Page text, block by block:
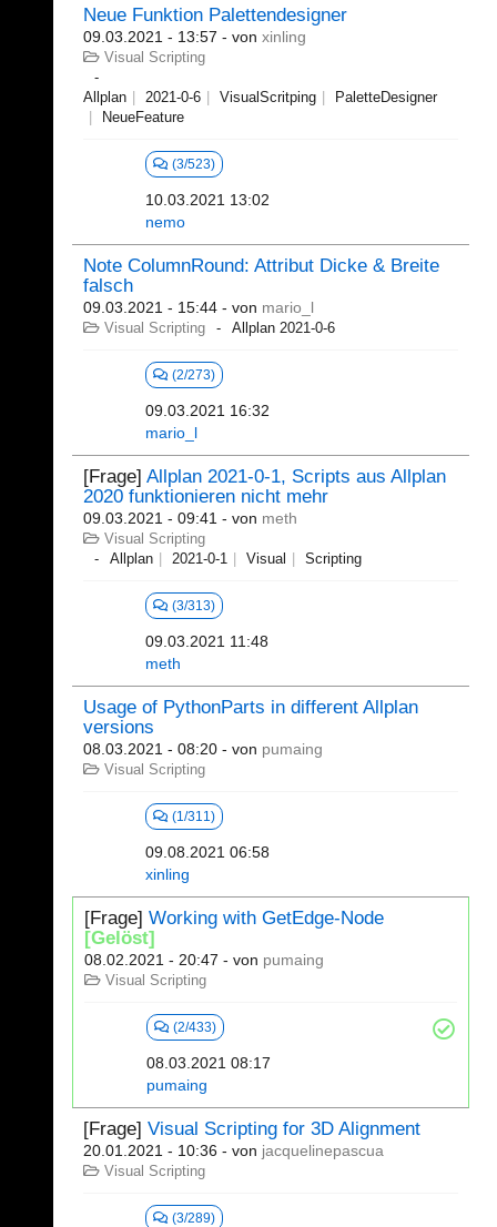
Neue Funktion Palettendesigner
09.03.2021 - 13:57 - von xinling
Visual Scripting
Allplan 2021-0-6 VisualScritping
PaletteDesigner
NeueFeature
(3/523)
10.03.2021 13:02
nemo
Note ColumnRound: Attribut Dicke & Breite
falsch
09.03.2021 - 15:44 - von mario_l
Visual Scripting Allplan 2021-0-6
(2/273)
09.03.2021 16:32
mario_l
[Frage] Allplan 2021-0-1, Scripts aus Allplan
2020 funktionieren nicht mehr
09.03.2021 - 09:41 - von meth
Visual Scripting
Allplan
2021-0-1 Visual Scripting
(3/313)
09.03.2021 11:48
meth
Usage of PythonParts in different Allplan
versions
08.03.2021 - 08:20 - von pumaing
Visual Scripting
(1/311)
09.08.2021 06:58
xinling
[Frage] Working with GetEdge-Node
[Gelöst]
08.02.2021 - 20:47 - von pumaing
Visual Scripting
(2/433)
08.03.2021 08:17
pumaing
[Frage] Visual Scripting for 3D Alignment
20.01.2021 - 10:36 - von jacquelinepascua
Visual Scripting
(3/289)